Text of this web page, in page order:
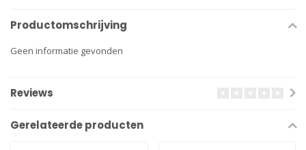
Productomschrijving
Geen informatie gevonden
Reviews
Gerelateerde producten